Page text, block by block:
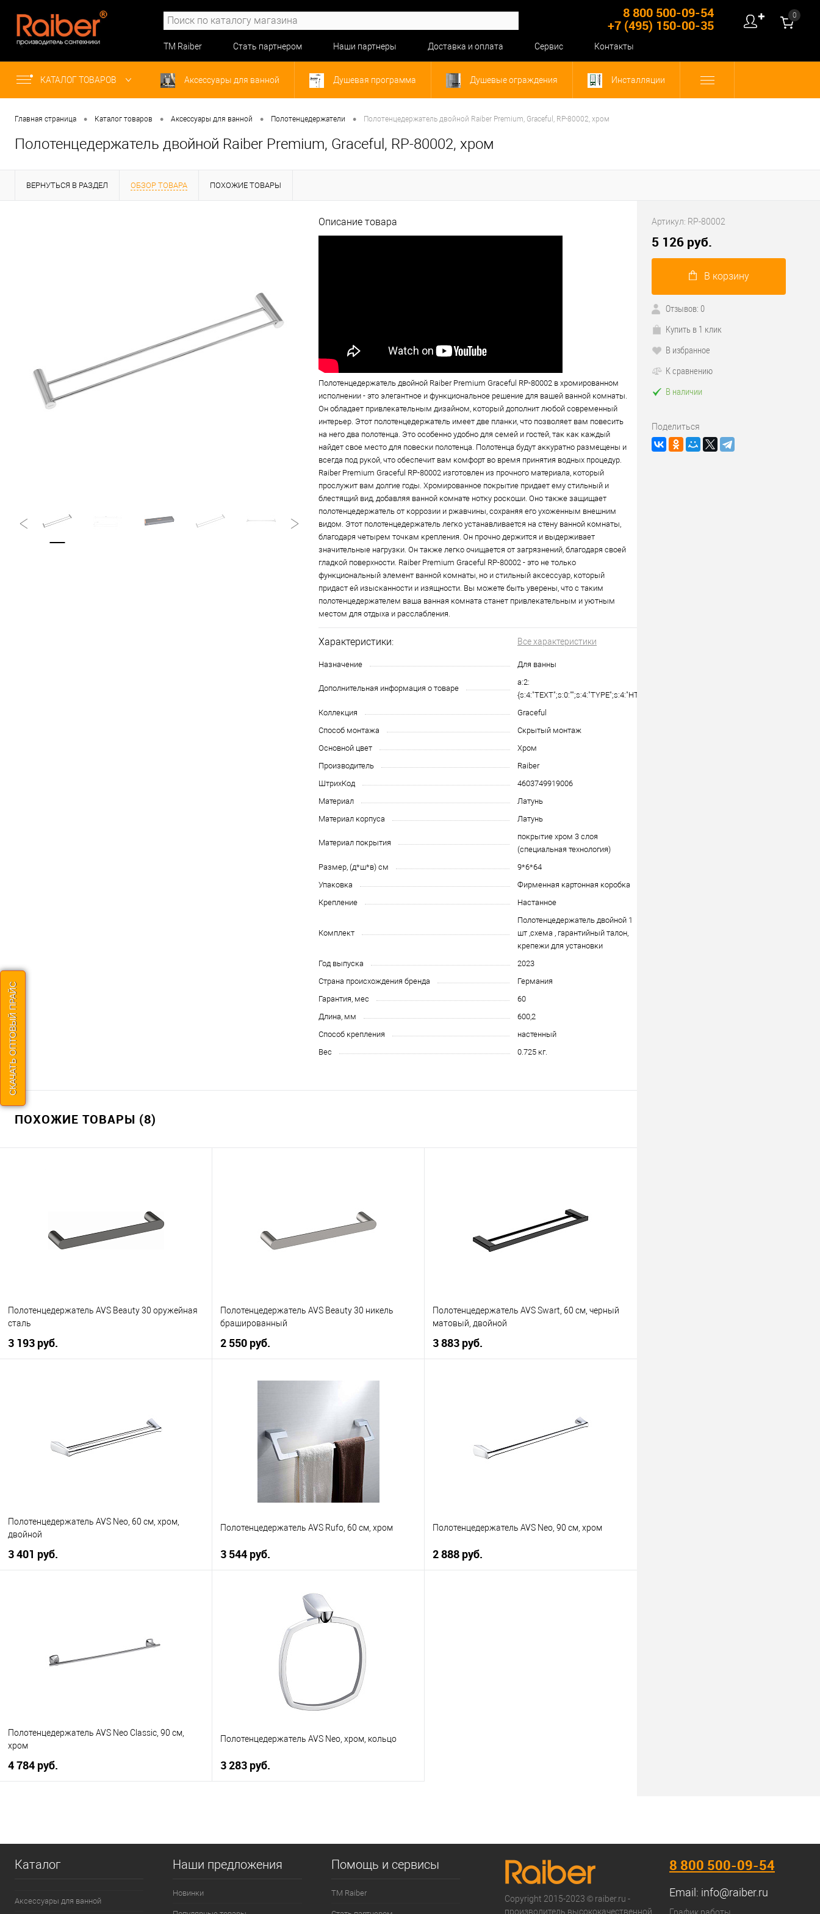
8 800 500-09-54
+7 (495) 150-00-35
ТМ Raiber Стать партнером Наши партнеры Доставка и оплата Сервис Контакты
✚ 0
КАТАЛОГ ТОВАРОВ Аксессуары для ванной Душевая программа Душевые ограждения Инсталляции
Главная страница • Каталог товаров • Аксессуары для ванной • Полотенцедержатели • Полотенцедержатель двойной Raiber Premium, Graceful, RP-80002, хром
Полотенцедержатель двойной Raiber Premium, Graceful, RP-80002, хром
ВЕРНУТЬСЯ В РАЗДЕЛ ОБЗОР ТОВАРА ПОХОЖИЕ ТОВАРЫ
Описание товара
Полотенцедержатель двойной Raiber Premium Graceful RP-80002 в хромированном
исполнении - это элегантное и функциональное решение для вашей ванной комнаты.
Он обладает привлекательным дизайном, который дополнит любой современный
интерьер. Этот полотенцедержатель имеет две планки, что позволяет вам повесить
на него два полотенца. Это особенно удобно для семей и гостей, так как каждый
найдет свое место для повески полотенца. Полотенца будут аккуратно размещены и
всегда под рукой, что обеспечит вам комфорт во время принятия водных процедур.
Raiber Premium Graceful RP-80002 изготовлен из прочного материала, который
прослужит вам долгие годы. Хромированное покрытие придает ему стильный и
блестящий вид, добавляя ванной комнате нотку роскоши. Оно также защищает
полотенцедержатель от коррозии и ржавчины, сохраняя его ухоженным внешним
видом. Этот полотенцедержатель легко устанавливается на стену ванной комнаты,
благодаря четырем точкам крепления. Он прочно держится и выдерживает
значительные нагрузки. Он также легко очищается от загрязнений, благодаря своей
гладкой поверхности. Raiber Premium Graceful RP-80002 - это не только
функциональный элемент ванной комнаты, но и стильный аксессуар, который
придаст ей изысканности и изящности. Вы можете быть уверены, что с таким
полотенцедержателем ваша ванная комната станет привлекательным и уютным
местом для отдыха и расслабления.
Характеристики: Все характеристики
Назначение Для ванны
Дополнительная информация о товаре
a:2:
{s:4:"TEXT";s:0:"";s:4:"TYPE";s:4:"HTML";}
Коллекция
Graceful
Способ монтажа
Скрытый монтаж
Основной цвет
Хром
Производитель
Raiber
ШтрихКод
4603749919006
Материал
Латунь
Материал корпуса
Латунь
Материал покрытия
покрытие хром 3 слоя
(специальная технология)
Размер, (д*ш*в) см
9*6*64
Упаковка
Фирменная картонная коробка
Крепление
Настанное
Комплект
Полотенцедержатель двойной 1
шт ,схема , гарантийный талон,
крепежи для установки
Год выпуска
2023
Страна происхождения бренда
Германия
Гарантия, мес
60
Длина, мм
600,2
Способ крепления
настенный
Вес
0.725 кг.
ПОХОЖИЕ ТОВАРЫ (8)
Полотенцедержатель AVS Beauty 30 оружейная
сталь
3 193 руб.
В наличии
Полотенцедержатель AVS Beauty 30 никель
брашированный
2 550 руб.
В избранное
В наличии
Полотенцедержатель AVS Swart, 60 см, черный
матовый, двойной
3 883 руб.
В наличии
Полотенцедержатель AVS Neo, 60 см, хром,
двойной
3 401 руб.
В наличии
Полотенцедержатель AVS Rufo, 60 см, хром
3 544 руб.
К сравнению
В наличии
Полотенцедержатель AVS Neo, 90 см, хром
2 888 руб.
Полотенцедержатель AVS Neo Classic, 90 см,
хром
4 784 руб.
Полотенцедержатель AVS Neo, хром, кольцо
3 283 руб.
Артикул: RP-80002
5 126 руб.
В корзину
Отзывов: 0
Купить в 1 клик
В избранное
К сравнению
В наличии
Поделиться
Каталог
Аксессуары для ванной
Наши предложения
Новинки
Помощь и сервисы
ТМ Raiber
Copyright 2015-2023 © raiber.ru -
производитель высококачественной
8 800 500-09-54
Email: info@raiber.ru
СКАЧАТЬ ОПТОВЫЙ ПРАЙС